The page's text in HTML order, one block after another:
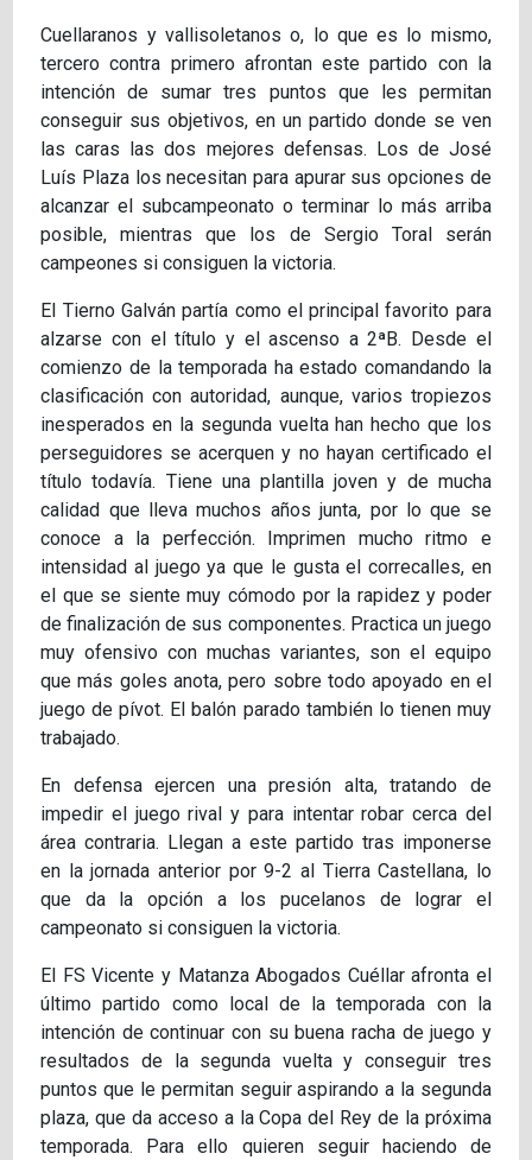
Cuellaranos y vallisoletanos o, lo que es lo mismo,
tercero contra primero afrontan este partido con la
intención de sumar tres puntos que les permitan
conseguir sus objetivos, en un partido donde se ven
las caras las dos mejores defensas. Los de José
Luís Plaza los necesitan para apurar sus opciones de
alcanzar el subcampeonato o terminar lo más arriba
posible, mientras que los de Sergio Toral serán
campeones si consiguen la victoria.
El Tierno Galván partía como el principal favorito para
alzarse con el título y el ascenso a 2ªB. Desde el
comienzo de la temporada ha estado comandando la
clasificación con autoridad, aunque, varios tropiezos
inesperados en la segunda vuelta han hecho que los
perseguidores se acerquen y no hayan certificado el
título todavía. Tiene una plantilla joven y de mucha
calidad que lleva muchos años junta, por lo que se
conoce a la perfección. Imprimen mucho ritmo e
intensidad al juego ya que le gusta el correcalles, en
el que se siente muy cómodo por la rapidez y poder
de finalización de sus componentes. Practica un juego
muy ofensivo con muchas variantes, son el equipo
que más goles anota, pero sobre todo apoyado en el
juego de pívot. El balón parado también lo tienen muy
trabajado.
En defensa ejercen una presión alta, tratando de
impedir el juego rival y para intentar robar cerca del
área contraria. Llegan a este partido tras imponerse
en la jornada anterior por 9-2 al Tierra Castellana, lo
que da la opción a los pucelanos de lograr el
campeonato si consiguen la victoria.
El FS Vicente y Matanza Abogados Cuéllar afronta el
último partido como local de la temporada con la
intención de continuar con su buena racha de juego y
resultados de la segunda vuelta y conseguir tres
puntos que le permitan seguir aspirando a la segunda
plaza, que da acceso a la Copa del Rey de la próxima
temporada. Para ello quieren seguir haciendo de